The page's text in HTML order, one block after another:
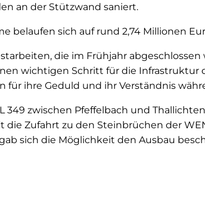
an der Stützwand saniert.
belaufen sich auf rund 2,74 Millionen
die im Frühjahr abgeschlossen
wichtigen Schritt für die Infrastruktur
für ihre Geduld und ihr Verständnis
349 zwischen Pfeffelbach und
die Zufahrt zu den Steinbrüchen der
sich die Möglichkeit den Ausbau